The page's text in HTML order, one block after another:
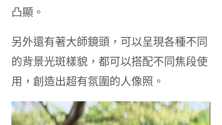
凸顯。
另外還有著大師鏡頭，可以呈現各種不同
的背景光斑樣貌，都可以搭配不同焦段使
用，創造出超有氛圍的人像照。